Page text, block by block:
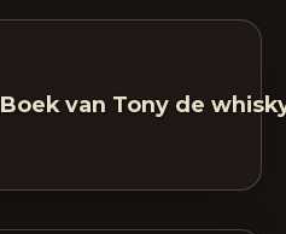
Boek van Tony de